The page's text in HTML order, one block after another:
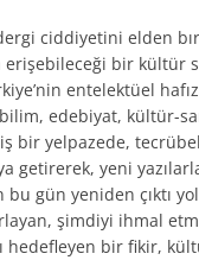
ciddiyetini elden
erişebileceği bir kültür
entelektüel
edebiyat, kültür-
bir yelpazede,
getirerek, yeni
gün yeniden çıktı
şimdiyi ihmal
hedefleyen bir fikir,